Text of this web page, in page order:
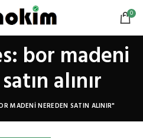
0
bor madeni
alınır
MADENI NEREDEN SATIN ALINIR"